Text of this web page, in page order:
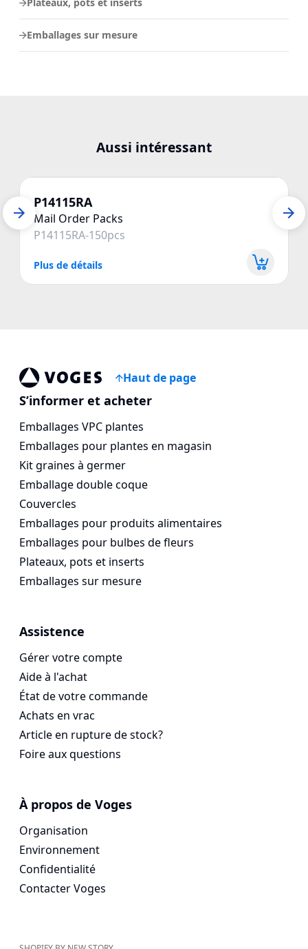
Emballages sur mesure
Aussi intéressant
P14115RA
Mail Order Packs
P14115RA-150pcs
Plus de détails
Voges Online Store
Haut de page
S’informer et acheter
Emballages VPC plantes
Emballages pour plantes en magasin
Kit graines à germer
Emballage double coque
Couvercles
Emballages pour produits alimentaires
Emballages pour bulbes de fleurs
Plateaux, pots et inserts
Emballages sur mesure
Assistence
Gérer votre compte
Aide à l'achat
État de votre commande
Achats en vrac
Article en rupture de stock?
Foire aux questions
À propos de Voges
Organisation
Environnement
Confidentialité
Contacter Voges